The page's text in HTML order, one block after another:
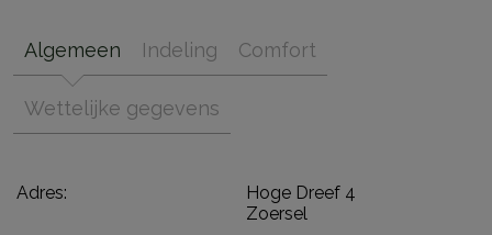
Algemeen Indeling Comfort
Wettelijke gegevens
Adres:
Hoge Dreef 4
Zoersel